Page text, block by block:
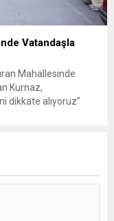
Vatandaşla
Mahallesinde
Kurnaz,
dikkate alıyoruz”
Başkan İhsan